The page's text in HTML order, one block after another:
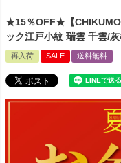
★15％OFF★【
ック江戸小紋 瑞雲 千雲/
再入荷 SALE 送料無料